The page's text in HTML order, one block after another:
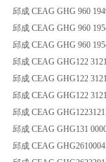
邱成 CEAG GHG 960
邱成 CEAG GHG 960
邱成 CEAG GHG 960
邱成 CEAG GHG122
邱成 CEAG GHG122
邱成 CEAG GHG122
邱成 CEAG
邱成 CEAG GHG131
邱成 CEAG